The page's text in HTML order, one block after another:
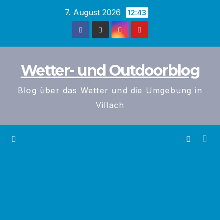
7. August 2026 12:43
Wetter- und Outdoorblog
Blog über das Wetter und die Umgebung in
Villach